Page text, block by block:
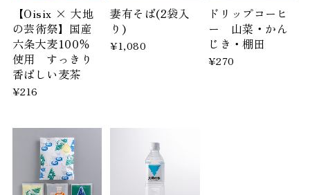
【Oisix × 大地
の芸術祭】国産
六条大麦100％
使用 すっきり
香ばしい麦茶
¥216
妻有そば(2袋入
り)
¥1,080
ドリップコーヒ
ー 山菜・かん
じき・棚田
¥270